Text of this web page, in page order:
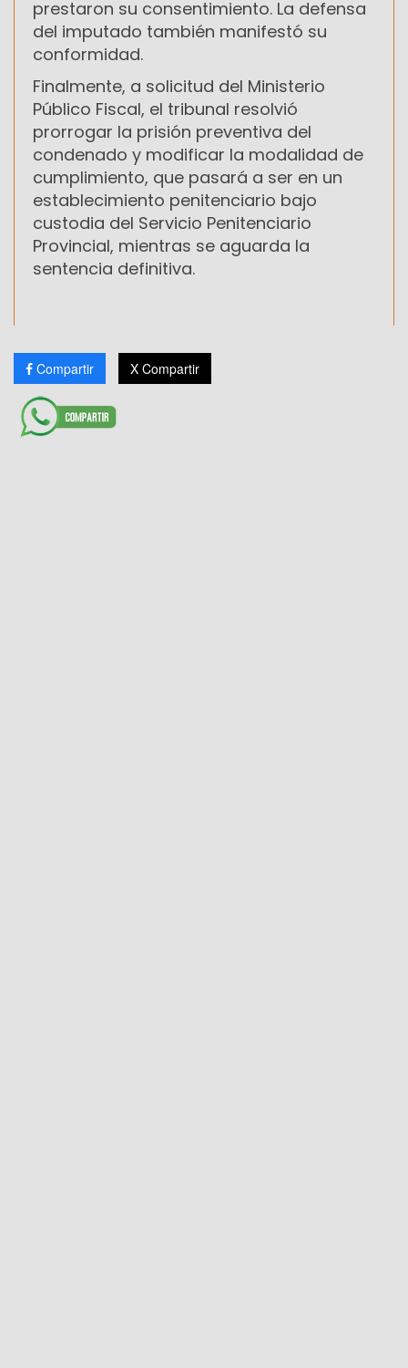
prestaron su consentimiento. La defensa
del imputado también manifestó su
conformidad.
Finalmente, a solicitud del Ministerio
Público Fiscal, el tribunal resolvió
prorrogar la prisión preventiva del
condenado y modificar la modalidad de
cumplimiento, que pasará a ser en un
establecimiento penitenciario bajo
custodia del Servicio Penitenciario
Provincial, mientras se aguarda la
sentencia definitiva.
Compartir X Compartir